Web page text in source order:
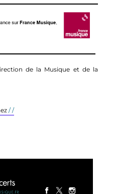
de la Musique et de la
/ /